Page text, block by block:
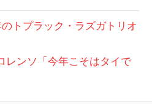
トプラック・ラズガトリオ
ンソ「今年こそはタイで